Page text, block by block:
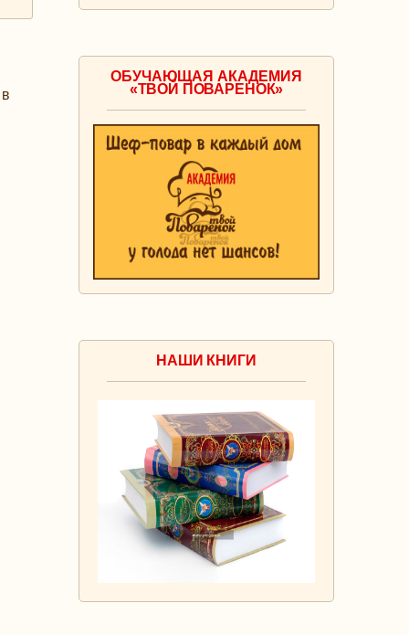
ОБУЧАЮЩАЯ АКАДЕМИЯ
«ТВОЙ ПОВАРЕНОК»
НАШИ КНИГИ